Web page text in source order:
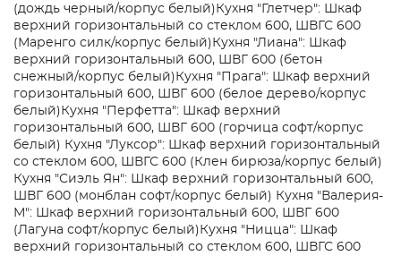
(дождь черный/корпус белый) Кухня "Глетчер": Шкаф
верхний горизонтальный со стеклом 600, ШВГС 600
(Маренго силк/корпус белый) Кухня "Лиана": Шкаф
верхний горизонтальный 600, ШВГ 600 (бетон
снежный/корпус белый) Кухня "Прага": Шкаф верхний
горизонтальный 600, ШВГ 600 (белое дерево/корпус
белый) Кухня "Перфетта": Шкаф верхний
горизонтальный 600, ШВГ 600 (горчица софт/корпус
белый) Кухня "Луксор": Шкаф верхний горизонтальный
со стеклом 600, ШВГС 600 (Клен бирюза/корпус белый)
Кухня "Сиэль Ян": Шкаф верхний горизонтальный 600,
ШВГ 600 (монблан софт/корпус белый) Кухня "Валерия-
М": Шкаф верхний горизонтальный 600, ШВГ 600
(Лагуна софт/корпус белый) Кухня "Ницца": Шкаф
верхний горизонтальный со стеклом 600, ШВГС 600